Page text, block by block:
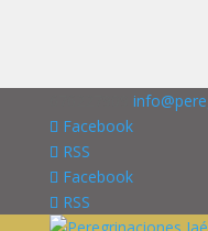
Facebook
RSS
Facebook
RSS